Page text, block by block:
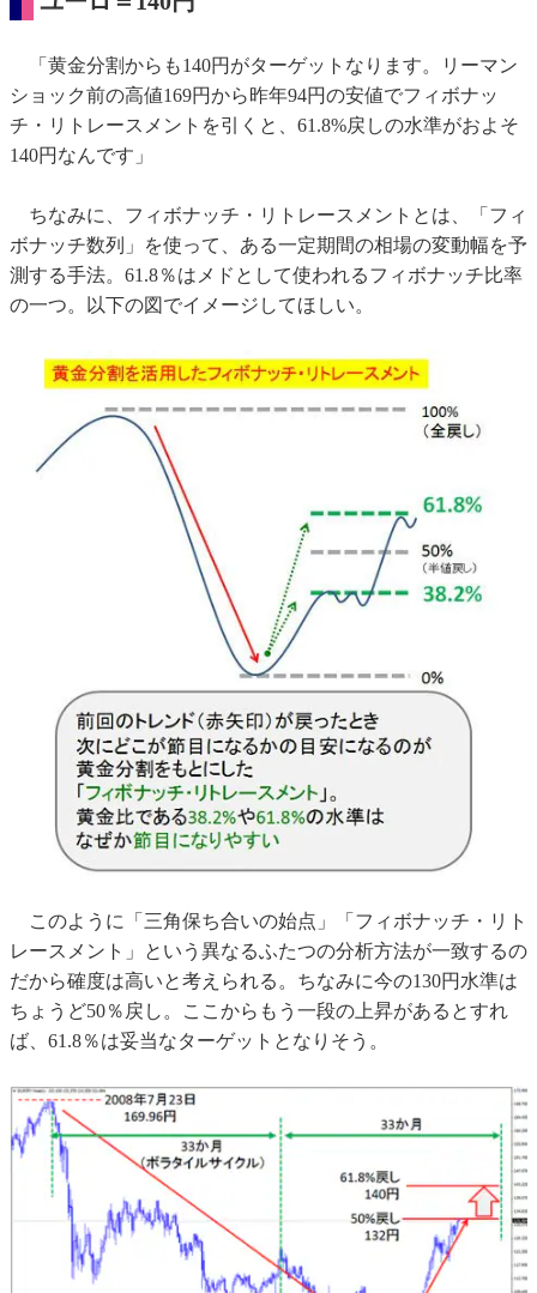
「黄金分割からも140円がターゲットなります。リーマン
ショック前の高値169円から昨年94円の安値でフィボナッ
チ・リトレースメントを引くと、61.8%戻しの水準がおよそ
140円なんです」
ちなみに、フィボナッチ・リトレースメントとは、「フィ
ボナッチ数列」を使って、ある一定期間の相場の変動幅を予
測する手法。61.8％はメドとして使われるフィボナッチ比率
の一つ。以下の図でイメージしてほしい。
このように「三角保ち合いの始点」「フィボナッチ・リト
レースメント」という異なるふたつの分析方法が一致するの
だから確度は高いと考えられる。ちなみに今の130円水準は
ちょうど50％戻し。ここからもう一段の上昇があるとすれ
ば、61.8％は妥当なターゲットとなりそう。